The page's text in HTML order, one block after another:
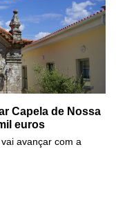
Capela de Nossa
euros
avançar com a